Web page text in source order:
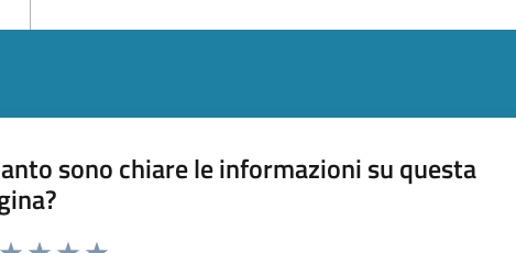
sono chiare le informazioni su questa
da 1 a 5 stelle la pagina